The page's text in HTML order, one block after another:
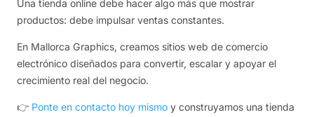
Una tienda online debe hacer algo más que mostrar
productos: debe impulsar ventas constantes.
En Mallorca Graphics, creamos sitios web de comercio
electrónico diseñados para convertir, escalar y apoyar el
crecimiento real del negocio.
👉 Ponte en contacto hoy mismo y construyamos una tienda